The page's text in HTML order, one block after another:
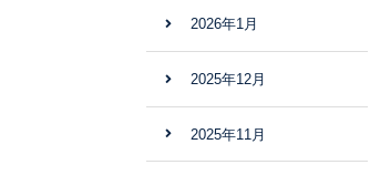
2026年1月
2025年12月
2025年11月